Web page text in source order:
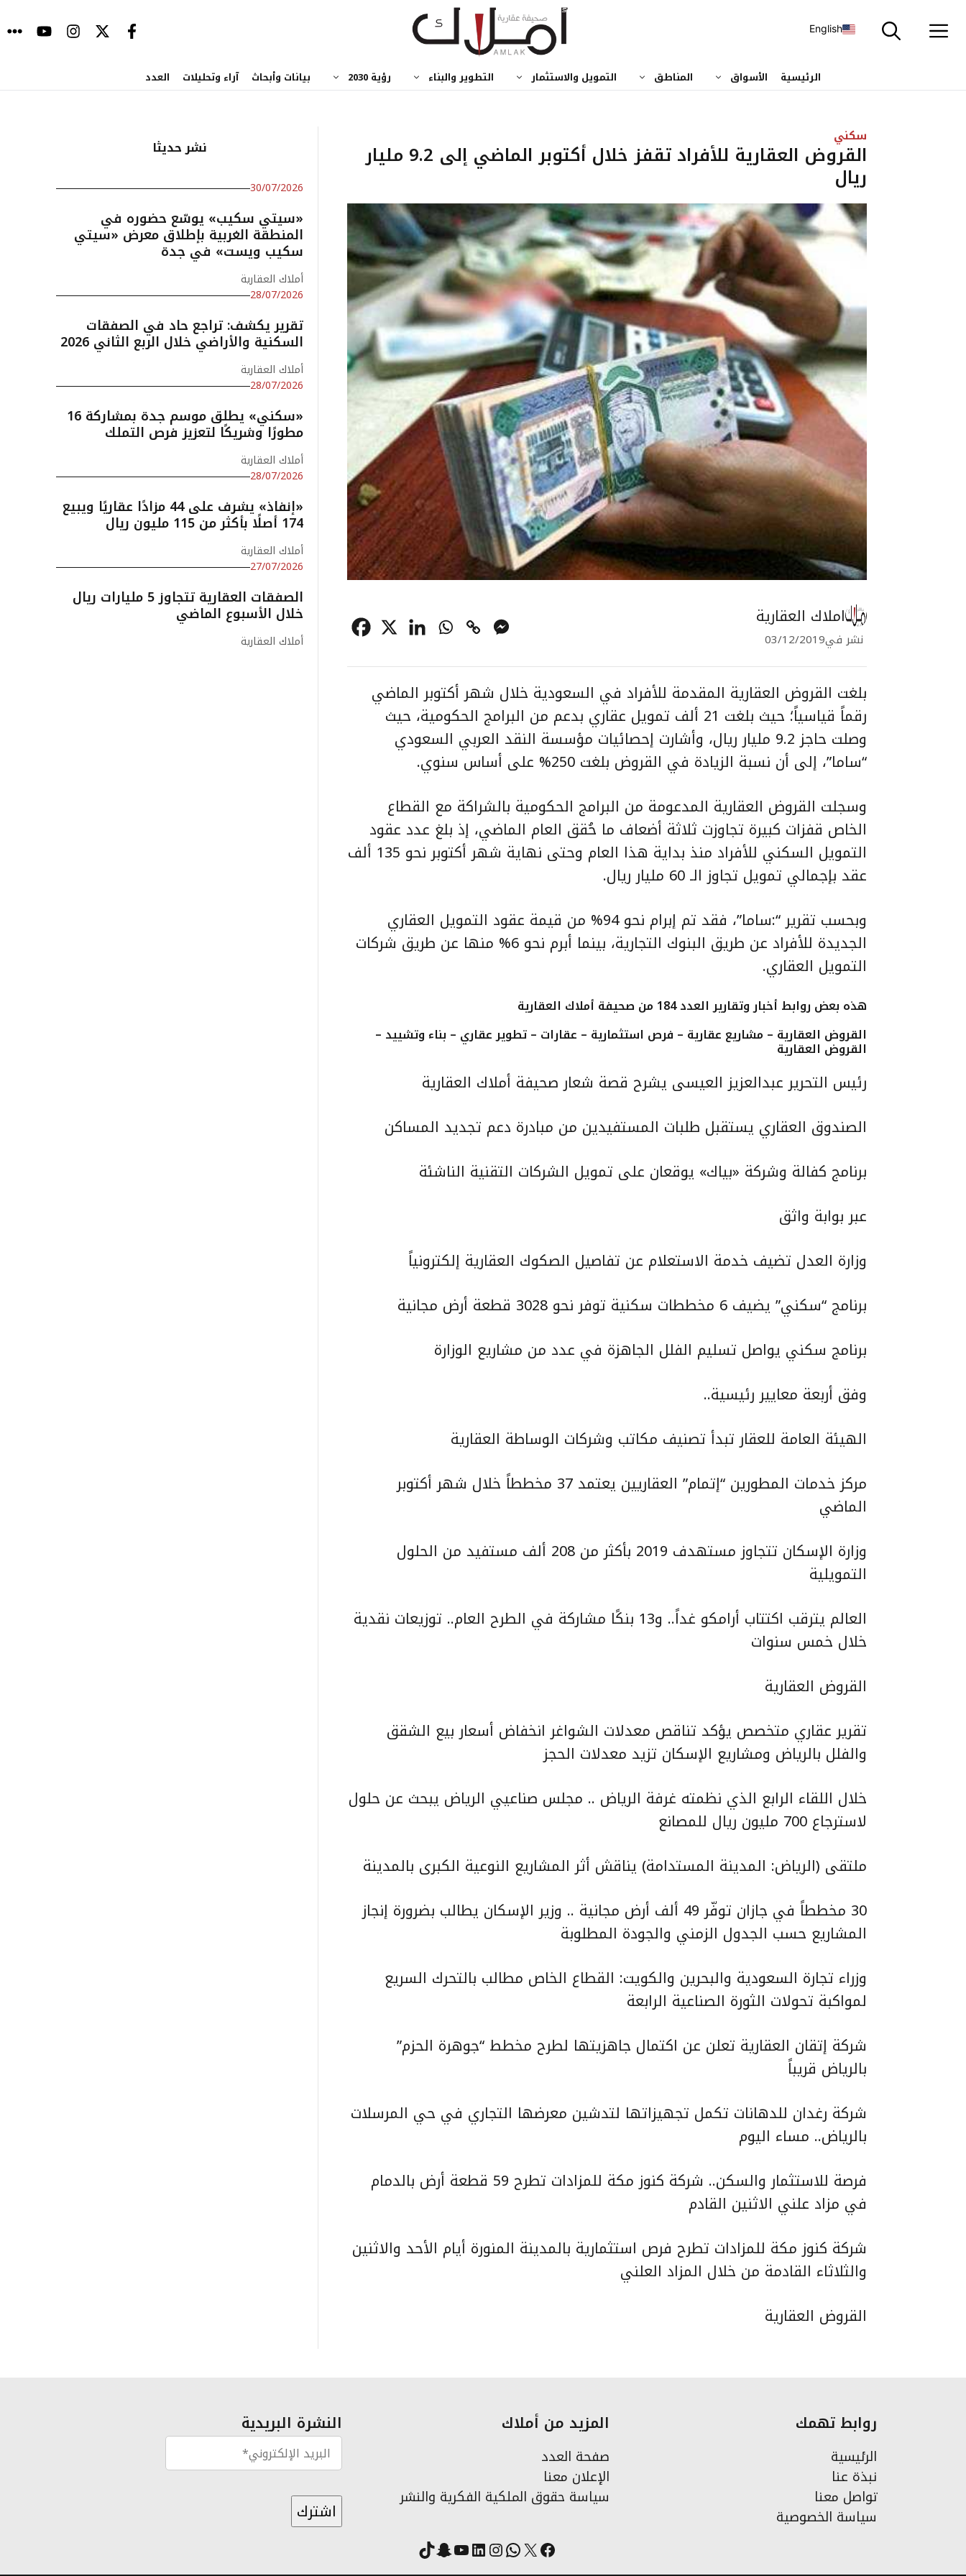
إلى
English
الرئيسية الأسواق المناطق التمويل والاستثمار التطوير والبناء رؤية 2030 بيانات وأبحاث آراء وتحليلات العدد
سكني
القروض العقارية للأفراد تقفز خلال أكتوبر الماضي إلى 9.2 مليار
ريال
املاك العقارية
نشر في03/12/2019
بلغت القروض العقارية المقدمة للأفراد في السعودية خلال شهر أكتوبر الماضي
رقماً قياسياً؛ حيث بلغت 21 ألف تمويل عقاري بدعم من البرامج الحكومية، حيث
وصلت حاجز 9.2 مليار ريال، وأشارت إحصائيات مؤسسة النقد العربي السعودي
“ساما”، إلى أن نسبة الزيادة في القروض بلغت 250% على أساس سنوي.
وسجلت القروض العقارية المدعومة من البرامج الحكومية بالشراكة مع القطاع
الخاص قفزات كبيرة تجاوزت ثلاثة أضعاف ما حُقق العام الماضي، إذ بلغ عدد عقود
التمويل السكني للأفراد منذ بداية هذا العام وحتى نهاية شهر أكتوبر نحو 135 ألف
عقد بإجمالي تمويل تجاوز الـ 60 مليار ريال.
وبحسب تقرير “:ساما”، فقد تم إبرام نحو 94% من قيمة عقود التمويل العقاري
الجديدة للأفراد عن طريق البنوك التجارية، بينما أبرم نحو 6% منها عن طريق شركات
التمويل العقاري.
هذه بعض روابط أخبار وتقاريرالعدد 184 من صحيفة أملاك العقارية
القروض العقارية – مشاريع عقارية – فرص استثمارية – عقارات – تطوير عقاري – بناء وتشييد –
القروض العقارية
رئيس التحرير عبدالعزيز العيسى يشرح قصة شعار صحيفة أملاك العقارية
الصندوق العقاري يستقبل طلبات المستفيدين من مبادرة دعم تجديد المساكن
برنامج كفالة وشركة «بياك» يوقعان على تمويل الشركات التقنية الناشئة
عبر بوابة واثق
وزارة العدل تضيف خدمة الاستعلام عن تفاصيل الصكوك العقارية إلكترونياً
برنامج “سكني” يضيف 6 مخططات سكنية توفر نحو 3028 قطعة أرض مجانية
برنامج سكني يواصل تسليم الفلل الجاهزة في عدد من مشاريع الوزارة
وفق أربعة معايير رئيسية..
الهيئة العامة للعقار تبدأ تصنيف مكاتب وشركات الوساطة العقارية
مركز خدمات المطورين “إتمام” العقاريين يعتمد 37 مخططاً خلال شهر أكتوبر
الماضي
وزارة الإسكان تتجاوز مستهدف 2019 بأكثر من 208 ألف مستفيد من الحلول
التمويلية
العالم يترقب اكتتاب أرامكو غداً.. و13 بنكًا مشاركة في الطرح العام.. توزيعات نقدية
خلال خمس سنوات
القروض العقارية
تقرير عقاري متخصص يؤكد تناقص معدلات الشواغر انخفاض أسعار بيع الشقق
والفلل بالرياض ومشاريع الإسكان تزيد معدلات الحجز
خلال اللقاء الرابع الذي نظمته غرفة الرياض .. مجلس صناعيي الرياض يبحث عن حلول
لاسترجاع 700 مليون ريال للمصانع
ملتقى (الرياض: المدينة المستدامة) يناقش أثر المشاريع النوعية الكبرى بالمدينة
30 مخططاً في جازان توفّر 49 ألف أرض مجانية .. وزير الإسكان يطالب بضرورة إنجاز
المشاريع حسب الجدول الزمني والجودة المطلوبة
وزراء تجارة السعودية والبحرين والكويت: القطاع الخاص مطالب بالتحرك السريع
لمواكبة تحولات الثورة الصناعية الرابعة
شركة إتقان العقارية تعلن عن اكتمال جاهزيتها لطرح مخطط “جوهرة الحزم”
بالرياض قريباً
شركة رغدان للدهانات تكمل تجهيزاتها لتدشين معرضها التجاري في حي المرسلات
بالرياض.. مساء اليوم
فرصة للاستثمار والسكن.. شركة كنوز مكة للمزادات تطرح 59 قطعة أرض بالدمام
في مزاد علني الاثنين القادم
شركة كنوز مكة للمزادات تطرح فرص استثمارية بالمدينة المنورة أيام الأحد والاثنين
والثلاثاء القادمة من خلال المزاد العلني
القروض العقارية
نشر حديثا
30/07/2026
«سيتي سكيب» يوسّع حضوره في
المنطقة الغربية بإطلاق معرض «سيتي
سكيب ويست» في جدة
أملاك العقارية
28/07/2026
تقرير يكشف: تراجع حاد في الصفقات
السكنية والأراضي خلال الربع الثاني 2026
أملاك العقارية
28/07/2026
«سكني» يطلق موسم جدة بمشاركة 16
مطورًا وشريكًا لتعزيز فرص التملك
أملاك العقارية
28/07/2026
«إنفاذ» يشرف على 44 مزادًا عقاريًا ويبيع
174 أصلًا بأكثر من 115 مليون ريال
أملاك العقارية
27/07/2026
الصفقات العقارية تتجاوز 5 مليارات ريال
خلال الأسبوع الماضي
أملاك العقارية
روابط تهمك
الرئيسية
نبذة عنا
تواصل معنا
سياسة الخصوصية
المزيد من أملاك
صفحة العدد
الإعلان معنا
سياسة حقوق الملكية الفكرية والنشر
النشرة البريدية
فيسبوك
X واتساب
انستقرام
لينكد إنيوتيوب
سناب شات
تيك توك